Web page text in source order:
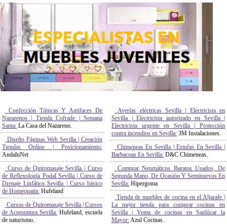
Confección Túnicas Y Antifaces De
Nazarenos | Tienda Cofrade | Semana
Santa: La Casa del Nazareno.
Diseño Páginas Web Sevilla | Creación
Tiendas Online | Posicionamiento:
AndaluNet
Curso de Quiromasaje Sevilla | Curso
de Reflexología Podal Sevilla | Curso de
Drenaje Linfático Sevilla | Curso básico
de Homeopatía: Hufeland
Cursos de Quiromasaje Sevilla | Cursos
de Acupuntura Sevilla: Hufeland, escuela
de naturismo.
Averías eléctricas Sevilla | Electricista en
Sevilla | Electricista autorizado en Sevilla |
Electricista urgente en Sevilla | Protección
contra incendios en Sevilla: 3M Instalaciones.
Chimeneas En Sevilla | Estufas En Sevilla |
Barbacoas En Sevilla: D&C Chimeneas.
Comprar Neumáticos Baratos Usados, De
Segunda Mano, De Ocasión Y Seminuevos En
Sevilla: Hipergoma
Tienda de muebles de cocina en el Aljarafe |
La mejor tienda para comprar cocinas en
Sevilla | Venta de cocinas en Sanlúcar la
Mayor:Azul Cocinas.